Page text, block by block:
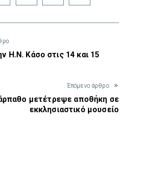
Η.Ν. Κάσο στις 14 και 15
Έπόμενο άρθρο
μετέτρεψε αποθήκη σε
εκκλησιαστικό μουσείο